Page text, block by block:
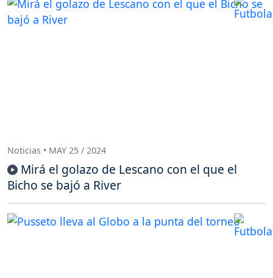
Noticias • MAY 25 / 2024
Mirá el golazo de Lescano con el que el
Bicho se bajó a River